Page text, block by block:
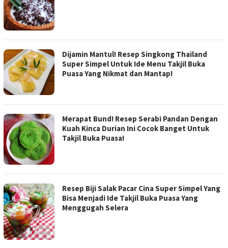
Dijamin Mantul! Resep Singkong Thailand
Super Simpel Untuk Ide Menu Takjil Buka
Puasa Yang Nikmat dan Mantap!
Merapat Bund! Resep Serabi Pandan Dengan
Kuah Kinca Durian Ini Cocok Banget Untuk
Takjil Buka Puasa!
Resep Biji Salak Pacar Cina Super Simpel Yang
Bisa Menjadi Ide Takjil Buka Puasa Yang
Menggugah Selera